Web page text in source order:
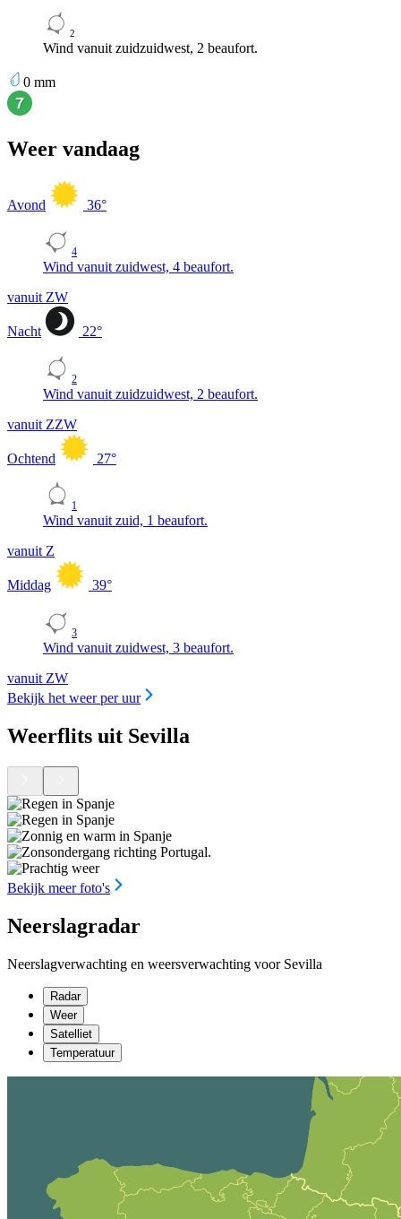
2
Wind vanuit zuidzuidwest, 2 beaufort.
0 mm
Weer vandaag
Avond 36°
4
Wind vanuit zuidwest, 4 beaufort.
vanuit ZW
Nacht 22°
2
Wind vanuit zuidzuidwest, 2 beaufort.
vanuit ZZW
Ochtend 27°
1
Wind vanuit zuid, 1 beaufort.
vanuit Z
Middag 39°
3
Wind vanuit zuidwest, 3 beaufort.
vanuit ZW
Bekijk het weer per uur
Weerflits uit Sevilla
Bekijk meer foto's
Neerslagradar
Neerslagverwachting en weersverwachting voor Sevilla
Radar
Weer
Satelliet
Temperatuur